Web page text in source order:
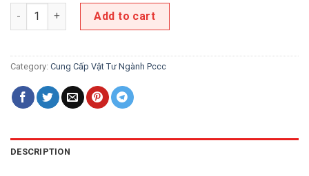
Trụ chữa cháy ngoài nhà quantity
Add to cart
Category: Cung Cấp Vật Tư Ngành Pccc
DESCRIPTION